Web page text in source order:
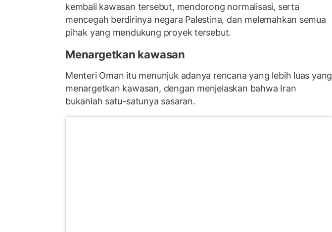
kembali kawasan tersebut, mendorong normalisasi, serta
mencegah berdirinya negara Palestina, dan melemahkan semua
pihak yang mendukung proyek tersebut.
Menargetkan kawasan
Menteri Oman itu menunjuk adanya rencana yang lebih luas yang
menargetkan kawasan, dengan menjelaskan bahwa Iran
bukanlah satu-satunya sasaran.